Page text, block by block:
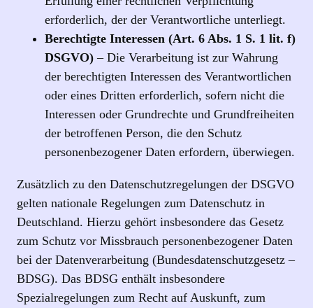
erforderlich, der der Verantwortliche unterliegt.
Berechtigte Interessen (Art. 6 Abs. 1 S. 1 lit. f)
DSGVO) – Die Verarbeitung ist zur Wahrung
der berechtigten Interessen des Verantwortlichen
oder eines Dritten erforderlich, sofern nicht die
Interessen oder Grundrechte und Grundfreiheiten
der betroffenen Person, die den Schutz
personenbezogener Daten erfordern, überwiegen.
Zusätzlich zu den Datenschutzregelungen der DSGVO
gelten nationale Regelungen zum Datenschutz in
Deutschland. Hierzu gehört insbesondere das Gesetz
zum Schutz vor Missbrauch personenbezogener Daten
bei der Datenverarbeitung (Bundesdatenschutzgesetz –
BDSG). Das BDSG enthält insbesondere
Spezialregelungen zum Recht auf Auskunft, zum